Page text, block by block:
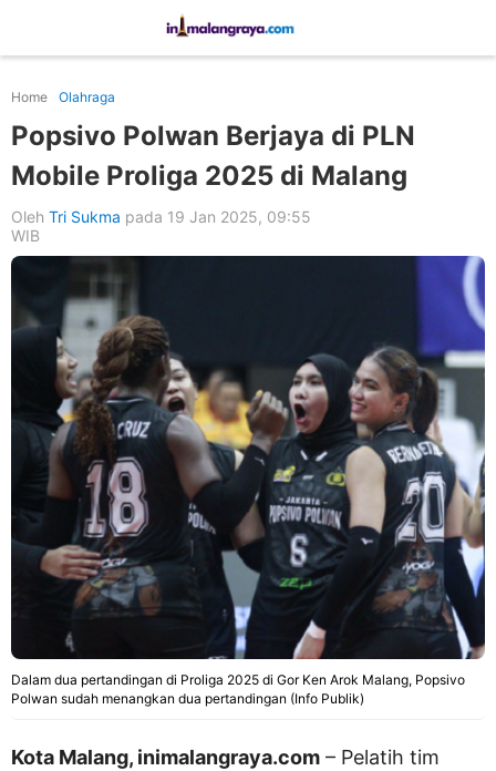
Home Olahraga
Popsivo Polwan Berjaya di PLN
Mobile Proliga 2025 di Malang
Oleh Tri Sukma pada 19 Jan 2025, 09:55
WIB
Dalam dua pertandingan di Proliga 2025 di Gor Ken Arok Malang, Popsivo
Polwan sudah menangkan dua pertandingan (Info Publik)
Kota Malang, inimalangraya.com – Pelatih tim